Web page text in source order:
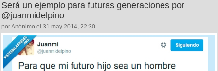
Será un ejemplo para futuras generaciones por
@juanmidelpino
por Anónimo el 31 may 2014, 22:30